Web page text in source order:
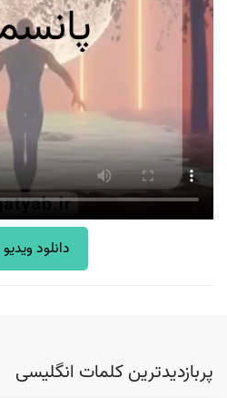
دانلود ویدیو
پربازدیدترین کلمات انگلیسی